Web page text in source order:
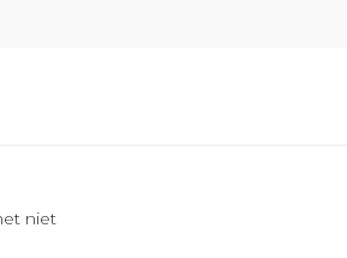
niet